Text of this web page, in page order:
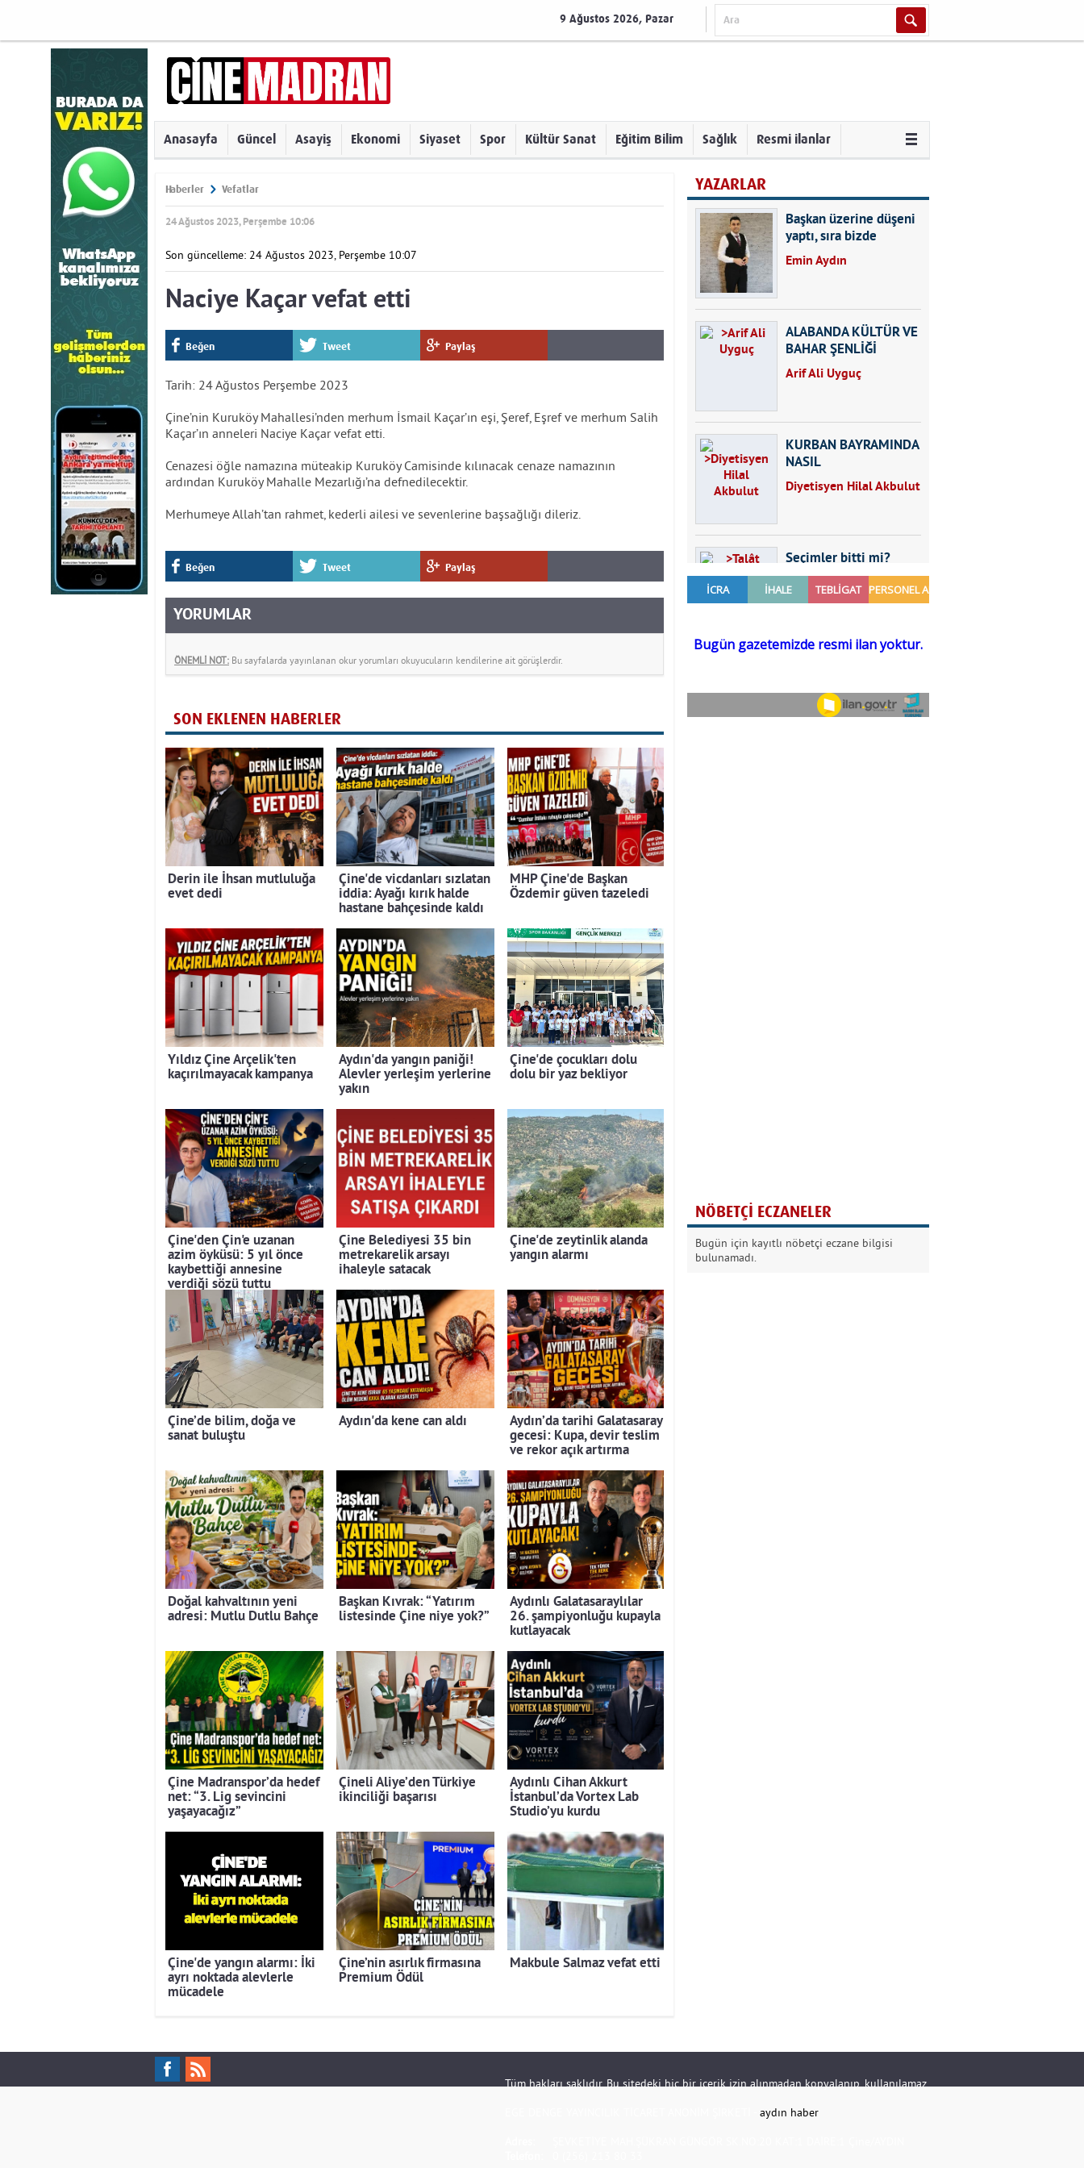
9 Ağustos 2026, Pazar
Anasayfa Güncel Asayiş Ekonomi Siyaset Spor Kültür Sanat Eğitim Bilim Sağlık Resmi ilanlar
Haberler Vefatlar
24 Ağustos 2023, Perşembe 10:06
Son güncelleme: 24 Ağustos 2023, Perşembe 10:07
Naciye Kaçar vefat etti
Beğen Tweet Paylaş
Tarih: 24 Ağustos Perşembe 2023
Çine’nin Kuruköy Mahallesi’nden merhum İsmail Kaçar’ın eşi, Şeref, Eşref ve merhum Salih
Kaçar’ın anneleri Naciye Kaçar vefat etti.
Cenazesi öğle namazına müteakip Kuruköy Camisinde kılınacak cenaze namazının
ardından Kuruköy Mahalle Mezarlığı’na defnedilecektir.
Merhumeye Allah’tan rahmet, kederli ailesi ve sevenlerine başsağlığı dileriz.
Beğen Tweet Paylaş
YORUMLAR
ÖNEMLİ NOT: Bu sayfalarda yayınlanan okur yorumları okuyucuların kendilerine ait görüşlerdir.
SON EKLENEN HABERLER
Derin ile İhsan mutluluğa
evet dedi
Çine'de vicdanları sızlatan
iddia: Ayağı kırık halde
hastane bahçesinde kaldı
MHP Çine'de Başkan
Özdemir güven tazeledi
Yıldız Çine Arçelik'ten
kaçırılmayacak kampanya
Aydın'da yangın paniği!
Alevler yerleşim yerlerine
yakın
Çine'de çocukları dolu
dolu bir yaz bekliyor
Çine'den Çin'e uzanan
azim öyküsü: 5 yıl önce
kaybettiği annesine
verdiği sözü tuttu
Çine Belediyesi 35 bin
metrekarelik arsayı
ihaleyle satacak
Çine'de zeytinlik alanda
yangın alarmı
Çine’de bilim, doğa ve
sanat buluştu
Aydın'da kene can aldı
Aydın’da tarihi Galatasaray
gecesi: Kupa, devir teslim
ve rekor açık artırma
Doğal kahvaltının yeni
adresi: Mutlu Dutlu Bahçe
Başkan Kıvrak: “Yatırım
listesinde Çine niye yok?”
Aydınlı Galatasaraylılar
26. şampiyonluğu kupayla
kutlayacak
Çine Madranspor’da hedef
net: “3. Lig sevincini
yaşayacağız”
Çineli Aliye’den Türkiye
ikinciliği başarısı
Aydınlı Cihan Akkurt
İstanbul’da Vortex Lab
Studio’yu kurdu
Çine'de yangın alarmı: İki
ayrı noktada alevlerle
mücadele
Çine’nin asırlık firmasına
Premium Ödül
Makbule Salmaz vefat etti
YAZARLAR
Başkan üzerine düşeni
yaptı, sıra bizde
Emin Aydın
ALABANDA KÜLTÜR VE
BAHAR ŞENLİĞİ
Arif Ali Uyguç
KURBAN BAYRAMINDA
NASIL
BESLENMELİYİZ?
Diyetisyen Hilal Akbulut
Seçimler bitti mi?
Talât Yörük
Sezgin MADRAN
Kurban Bayramında
Dikkat!
NÖBETÇİ ECZANELER
Bugün için kayıtlı nöbetçi eczane bilgisi
bulunamadı.
Tüm hakları saklıdır. Bu sitedeki hiç bir içerik izin alınmadan kopyalanıp, kullanılamaz.
aydın haber